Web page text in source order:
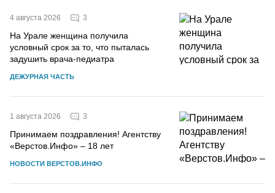
4 августа 2026 3
На Урале женщина получила
условный срок за то, что пыталась
задушить врача-педиатра
ДЕЖУРНАЯ ЧАСТЬ
1 августа 2026 3
Принимаем поздравления! Агентству
«Верстов.Инфо» – 18 лет
НОВОСТИ ВЕРСТОВ.ИНФО